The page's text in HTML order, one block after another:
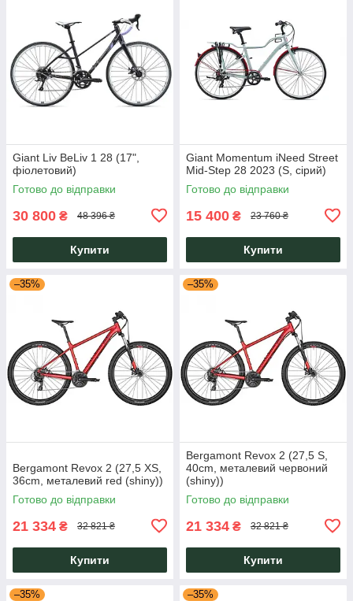
Giant Liv BeLiv 1 28 (17",
фіолетовий)
Готово до відправки
30 800 ₴ 48 396 ₴
Купити
Giant Momentum iNeed Street
Mid-Step 28 2023 (S, сірий)
Готово до відправки
15 400 ₴ 23 760 ₴
Купити
–35%
Bergamont Revox 2 (27,5 XS,
36cm, металевий red (shiny))
Готово до відправки
21 334 ₴ 32 821 ₴
Купити
–35%
Bergamont Revox 2 (27,5 S,
40cm, металевий червоний
(shiny))
Готово до відправки
21 334 ₴ 32 821 ₴
Купити
–35% –35%